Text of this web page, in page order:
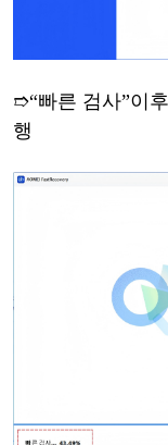
➱“빠른 검사”이후
행